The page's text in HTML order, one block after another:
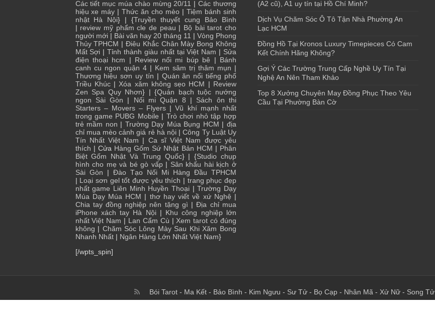
Các tiết mục múa chào mừng 20/11 |Các thương
hiệu xe máy |Thức ăn cho mèo |Tiệm bánh sinh
nhật Hà Nội} | {Truyền thuyết cung Bảo Bình
| review mỹ phẩm cle de peau | Bộ bài tarot cho
người mới| Bài văn hay 20 tháng 11 | Vòng Phong
Thủy TPHCM | Điêu Khắc Chân Mày Bong Không
Mất Sợi |Tỉnh thành giàu nhất tại Việt Nam | Sửa
điện thoại hcm | Review nối mi búp bê | Bánh
canh cu ngon quận 4| Kem sâm trị thâm mụn |
Thương hiệu sơn uy tín | Quán ăn nổi tiếng phố
Triều Khúc| Xóa xăm không sẹo HCM | Review
Zen Spa Quy Nhơn} | {Quán bạch tuộc nướng
ngon Sài Gòn | Nối mi Quận 8 | Sách ôn thi
Starters – Movers – Flyers |Vũ khí mạnh nhất
trong game PUBG Mobile | Trò chơi nhỏ tập hợp
trẻ mầm non | Trường Dạy Múa Bụng HCM | địa
chỉ mua mèo cảnh giá rẻ hà nội|Công Ty Luật Uy
Tín Nhất Việt Nam | Ca sĩ Việt Nam được yêu
thích | Cửa Hàng Gốm Sứ Nhật Bản HCM | Phân
Biệt Gốm Nhật Và Trung Quốc} | {Studio chụp
hình cho mẹ và bé gò vấp| Sân khấu hài kịch ở
Sài Gòn | Đào Tạo Nối Mi Hàng Đầu TPHCM
| Loại sơn gel tốt được yêu thích | trang phục đẹp
nhất game Liên Minh Huyền Thoại|Trường Dạy
Múa Dạy Múa HCM | thơ hay viết về xứ Nghệ |
Chia tay đồng nghiệp nên tặng gì |Địa chỉ mua
iPhone xách tay Hà Nội| Khu công nghiệp lớn
nhất Việt Nam | Lan Cẩm Cù | Xem tarot có đúng
không | Chăm Sóc Lông Mày Sau Khi Xăm Bong
Nhanh Nhất| Ngân Hàng Lớn Nhất Việt Nam}
[/wpts_spin]
(A2 cũ), A1 uy tín tại Hồ Chí Minh?
Dịch Vụ Chăm Sóc Ô Tô Tận Nhà Phường An
Lạc HCM
Đồng Hồ Tại Kronos Luxury Timepieces Có Cam
Kết Chính Hãng Không?
Gợi Ý Các Trường Trung Cấp Nghề Uy Tín Tại
Nghệ An Nên Tham Khảo
Top 8 Xưởng Chuyên May Đồng Phục Theo Yêu
Cầu Tại Phường Bàn Cờ
Bói Tarot - Ma Kết - Bảo Bình - Kim Ngưu - Sư Tử - Bọ Cạp - Nhân Mã - Xử Nữ - Song Tử